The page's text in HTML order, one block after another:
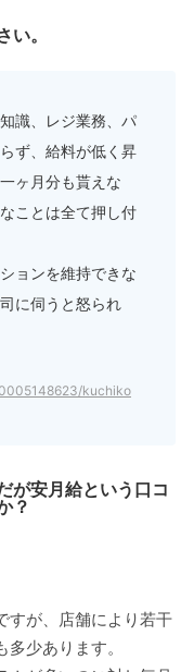
。
識、レジ業務、パ
ず、給料が低く昇
ヶ月分も貰えな
ことは全て押し付
ョンを維持できな
に伺うと怒られ
kuchiko
が安月給という口コ
？
すが、店舗により若干
少あります。